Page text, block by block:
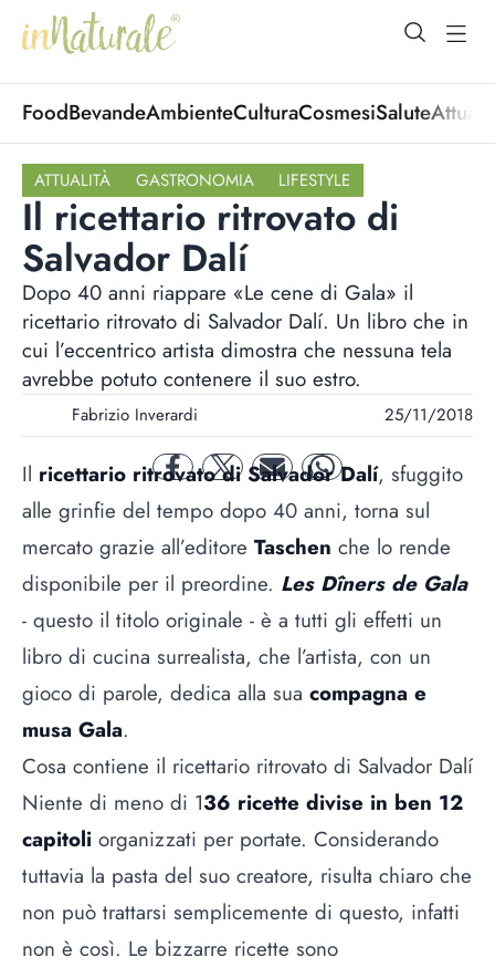
open
FoodBevandeAmbienteCulturaCosmesiSalute
ATTUALITÀ GASTRONOMIA LIFESTYLE
Il ricettario ritrovato di
Salvador Dalí
Dopo 40 anni riappare «Le cene di Gala» il
ricettario ritrovato di Salvador Dalí. Un libro che in
cui l’eccentrico artista dimostra che nessuna tela
avrebbe potuto contenere il suo estro.
Fabrizio Inverardi 25/11/2018
facebooktwitter mail whatsapp
Il ricettario ritrovato di Salvador Dalí, sfuggito
alle grinfie del tempo dopo 40 anni, torna sul
mercato grazie all’editore Taschen che lo rende
disponibile per il preordine. Les Dîners de Gala
- questo il titolo originale - è a tutti gli effetti un
libro di cucina surrealista, che l’artista, con un
gioco di parole, dedica alla sua compagna e
musa Gala.
Cosa contiene il ricettario ritrovato di Salvador Dalí
Niente di meno di 136 ricette divise in ben 12
capitoli organizzati per portate. Considerando
tuttavia la pasta del suo creatore, risulta chiaro che
non può trattarsi semplicemente di questo, infatti
non è così. Le bizzarre ricette sono